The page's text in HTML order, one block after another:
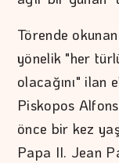
Törende
yönelik "her
olacağını" ilan
Piskopos
önce bir kez
Papa II. Jean